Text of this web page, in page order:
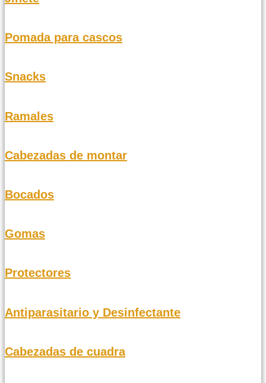
Pomada para cascos
Snacks
Ramales
Cabezadas de montar
Bocados
Gomas
Protectores
Antiparasitario y Desinfectante
Cabezadas de cuadra